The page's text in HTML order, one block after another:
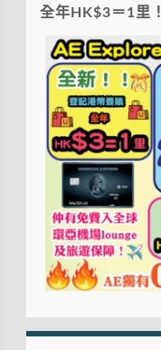
全年HK$3＝1里！